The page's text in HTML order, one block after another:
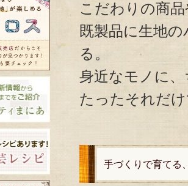
こだわりの商
既製品に生地
る。
身近なモノに
たったそれだ
手づくりで育てる